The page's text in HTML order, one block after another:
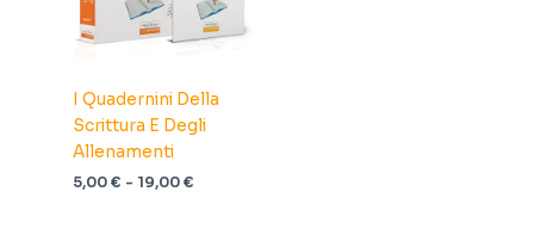
I Quadernini Della
Scrittura E Degli
Allenamenti
5,00€ - 19,00€Fascia